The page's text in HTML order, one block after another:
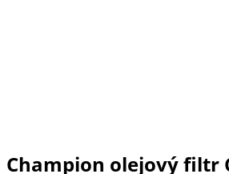
Champion olejový filtr